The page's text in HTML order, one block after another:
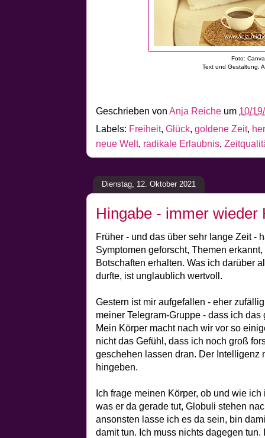
Foto: Canva
Text und Gestaltung:
Geschrieben von Anja Reiche um 10/
Labels: Freiheit, Glück, goldene Zeit,
neue Welt, radikale Erlaubnis,
Dienstag, 12. Oktober 2021
Hingabe - immer wieder
Früher - und das über sehr lange Zeit -
Symptomen geforscht, Themen
Botschaften erhalten. Was ich darüber
durfte, ist unglaublich wertvoll.
Gestern ist mir aufgefallen - eher
meiner Telegram-Gruppe - dass ich
Mein Körper macht nach wir vor so
nicht das Gefühl, dass ich noch groß
geschehen lassen dran. Der Intelligenz
hingeben.
Ich frage meinen Körper, ob und wie
was er da gerade tut, Globuli stehen
ansonsten lasse ich es da sein, bin
damit tun. Ich muss nichts dagegen